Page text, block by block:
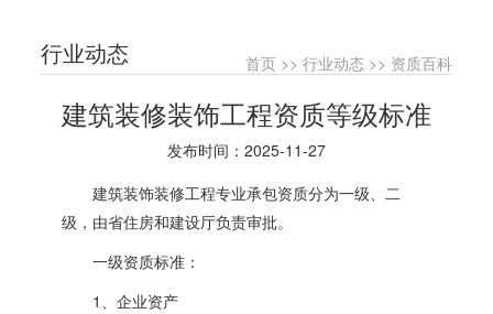
行业动态 首页>> 行业动态>> 资质百科
建筑装修装饰工程资质等级标准
发布时间：2025-11-27
建筑装饰装修工程专业承包资质分为一级、二
级，由省住房和建设厅负责审批。
一级资质标准：
1、企业资产